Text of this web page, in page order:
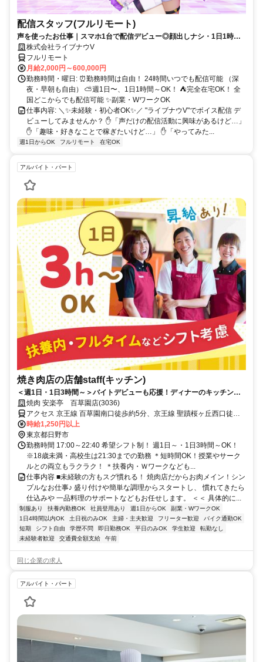
配信スタッフ(フルリモート)
声を使ったお仕事｜スマホ1台で配信デビュー◎顔出しナシ・1日1時間
～OK♪
株式会社ライブナウV
フルリモート
月給2,000円～600,000円
勤務時間・曜日: ⏰勤務時間は自由！ 24時間いつでも配信可能 （深
夜・早朝も自由） ⛅週1日〜、1日1時間～OK！ ⛺完全在宅OK！ 全
国どこからでも配信可能 ✨副業・WワークOK
仕事内容: ＼✨未経験・初心者OK✨／ "ライブナウV"でボイス配信 デ
ビューしてみませんか？ ✋「声だけの配信活動に興味があるけど…」
✋「趣味・好きなことで稼ぎたいけど…」 ✋「やってみた...
週1日からOK フルリモート 在宅OK
アルバイト・パート
焼き肉店の店舗staff(キッチン)
＜週1日・1日3時間～＞バイトデビューも応援！ディナーのキッチン補
助で手順は丁寧に◎随時昇給あり
焼肉 安楽亭 百草園店(3036)
アクセス 京王線 百草園南口徒歩約5分、京王線 聖蹟桜ヶ丘西口徒歩
約18分、多摩都市モノレール線 高幡不動徒歩約25分 百草園駅より徒
歩4分/車・バイク通勤OK！
時給1,250円以上
東京都日野市
勤務時間 17:00～22:40 希望シフト制！ 週1日～・1日3時間～OK！
※18歳未満・高校生は21:30までの勤務 ＊短時間OK！授業やサーク
ルとの両立もラクラク！ ＊扶養内・Ｗワークなども...
仕事内容 ■未経験の方もスグ慣れる！ 焼肉店だからお肉メイン！シン
プルなお仕事♪ 盛り付けや簡単な調理からスタートし、 慣れてきたら
仕込みや 一品料理のサポートなどもお任せします。 ＜＜ 具体的に...
制服あり 扶養内勤務OK 社員登用あり 週1日からOK
副業・WワークOK
1日4時間以内OK
土日祝のみOK 主婦・主夫歓迎 フリーター歓迎
バイク通勤OK
短期
シフト自由 学歴不問 即日勤務OK 平日のみOK 学生歓迎
転勤なし
未経験者歓迎
交通費全額支給 午前
同じ企業の求人
アルバイト・パート